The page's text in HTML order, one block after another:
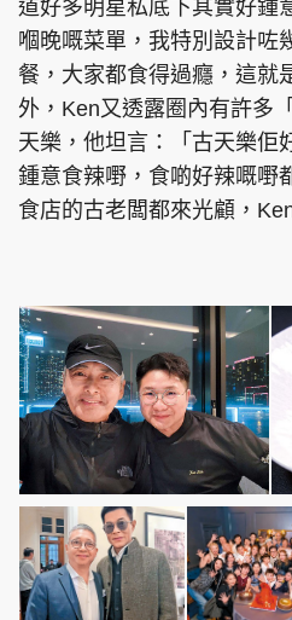
道好多明星私底下其實好鍾
嗰晚嘅菜單，我特別設計咗
餐，大家都食得過癮，這就
外，Ken又透露圈內有許多
天樂，他坦言：「古天樂佢
鍾意食辣嘢，食啲好辣嘅嘢
食店的古老闆都來光顧，